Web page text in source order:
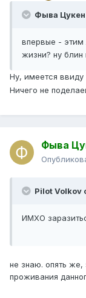
Фыва Цукен
впервые - этим
жизни? ну блин
Ну, имеется
Ничего не
Фыва
Pilot Volkov
ИМХО
не знаю. опять
проживания